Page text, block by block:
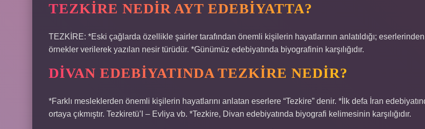
TEZKIRE NEDIR AYT EDEBIYATTA?
TEZKİRE: *Eski çağlarda özellikle şairler tarafından önemli kişilerin hayatlarının anlatıldığı; eserlerinden
örnekler verilerek yazılan nesir türüdür. *Günümüz edebiyatında biyografinin karşılığıdır.
DIVAN EDEBIYATINDA TEZKIRE NEDIR?
*Farklı mesleklerden önemli kişilerin hayatlarını anlatan eserlere “Tezkire” denir. *İlk defa İran
ortaya çıkmıştır. Tezkiretü’l – Evliya vb. *Tezkire, Divan edebiyatında biyografi kelimesinin karşılığıdır.